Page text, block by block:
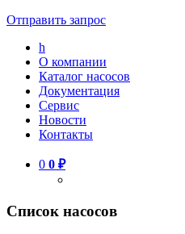
Отправить запрос
h
О компании
Каталог насосов
Документация
Сервис
Новости
Контакты
0 0 ₽
Список насосов